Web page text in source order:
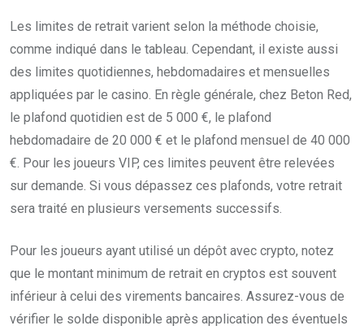
Les limites de retrait varient selon la méthode choisie,
comme indiqué dans le tableau. Cependant, il existe aussi
des limites quotidiennes, hebdomadaires et mensuelles
appliquées par le casino. En règle générale, chez Beton Red,
le plafond quotidien est de 5 000 €, le plafond
hebdomadaire de 20 000 € et le plafond mensuel de 40 000
€. Pour les joueurs VIP, ces limites peuvent être relevées
sur demande. Si vous dépassez ces plafonds, votre retrait
sera traité en plusieurs versements successifs.
Pour les joueurs ayant utilisé un dépôt avec crypto, notez
que le montant minimum de retrait en cryptos est souvent
inférieur à celui des virements bancaires. Assurez-vous de
vérifier le solde disponible après application des éventuels